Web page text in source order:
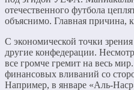
отечественного футбола
объяснимо. Главная причина,
С экономической точки
другие конфедерации.
все громче гремит на весь
финансовых вливаний со
Например, в январе «Аль-